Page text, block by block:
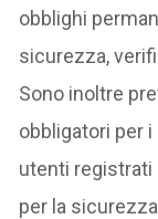
obblighi
sicurezza,
Sono inoltre
obbligatori per
utenti
per la